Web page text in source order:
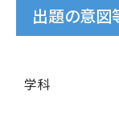
出題の意図
学科